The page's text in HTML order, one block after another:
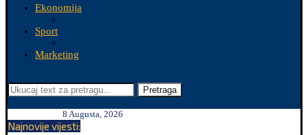
Ekonomija
Sport
Marketing
Pretraga
8 Augusta, 2026
Najnovije vijesti: